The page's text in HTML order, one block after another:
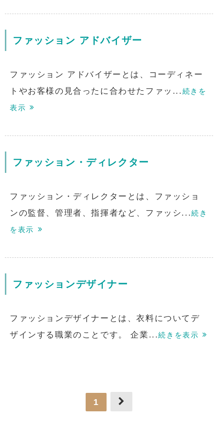
ファッション アドバイザー
ファッション アドバイザーとは、コーディネー
トやお客様の見合ったに合わせたファッ...続きを
表示
ファッション・ディレクター
ファッション・ディレクターとは、ファッショ
ンの監督、管理者、指揮者など、ファッシ...続き
を表示
ファッションデザイナー
ファッションデザイナーとは、衣料についてデ
ザインする職業のことです。 企業...続きを表示
1